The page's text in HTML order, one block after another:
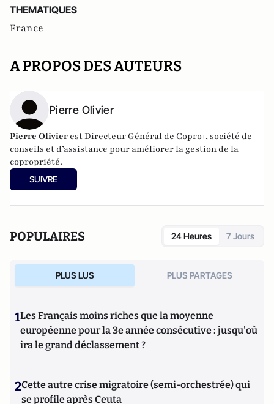
THEMATIQUES
France
A PROPOS DES AUTEURS
Pierre Olivier
Pierre Olivier est Directeur Général de Copro+, société de
conseils et d’assistance pour améliorer la gestion de la
copropriété.
SUIVRE
POPULAIRES 24 Heures 7 Jours
PLUS LUS PLUS PARTAGES
1Les Français moins riches que la moyenne
européenne pour la 3e année consécutive : jusqu'où
ira le grand déclassement ?
2Cette autre crise migratoire (semi-orchestrée) qui
se profile après Ceuta